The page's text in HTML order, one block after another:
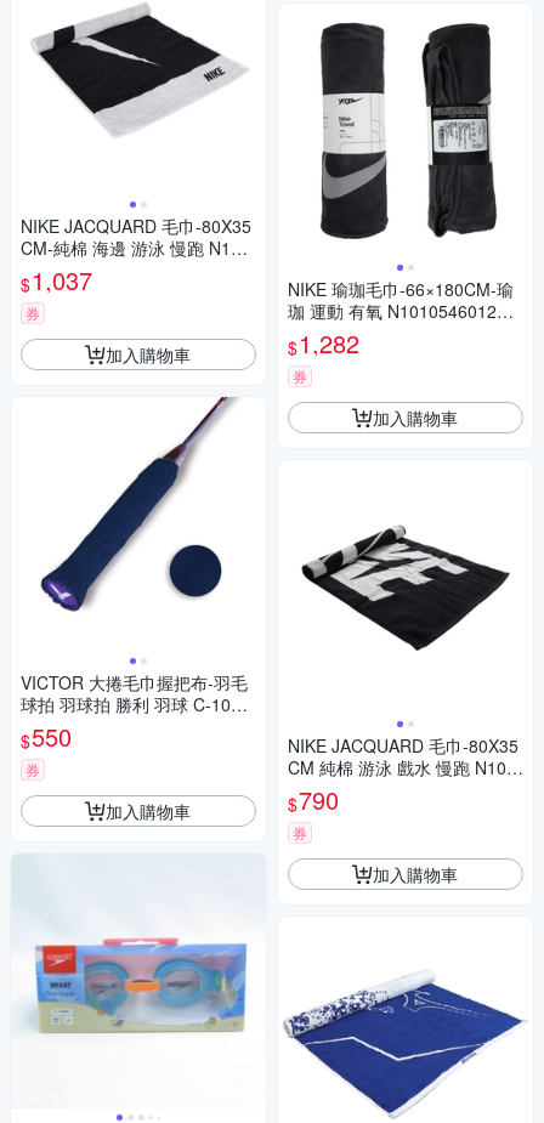
NIKE JACQUARD 毛巾-80X35
CM-純棉 海邊 游泳 慢跑 N100
1539189MD 黑白
$1,037
券
加入購物車
VICTOR 大捲毛巾握把布-羽毛
球拍 羽球拍 勝利 羽球 C-1025
B 丈青
$550
券
加入購物車
NIKE 瑜珈毛巾-66×180CM-瑜
珈 運動 有氧 N1010546012OS
深灰淺灰
$1,282
券
加入購物車
NIKE JACQUARD 毛巾-80X35
CM 純棉 游泳 戲水 慢跑 N101
3385010MD 黑白
$790
券
加入購物車